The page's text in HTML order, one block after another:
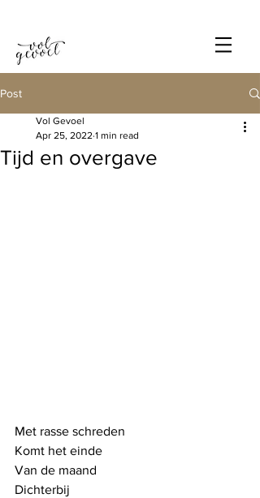
Post
Tijd en overgave
Vol Gevoel
Apr 25, 2022 1 min read
Met rasse schreden
Komt het einde
Van de maand
Dichterbij